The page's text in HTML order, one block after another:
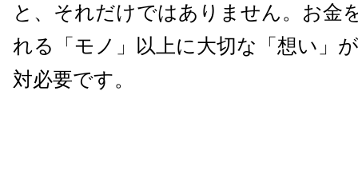
と、それだけではありません。お金
れる「モノ」以上に大切な「想い」
対必要です。